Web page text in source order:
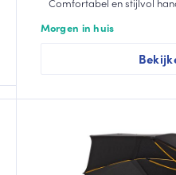
Morgen in huis